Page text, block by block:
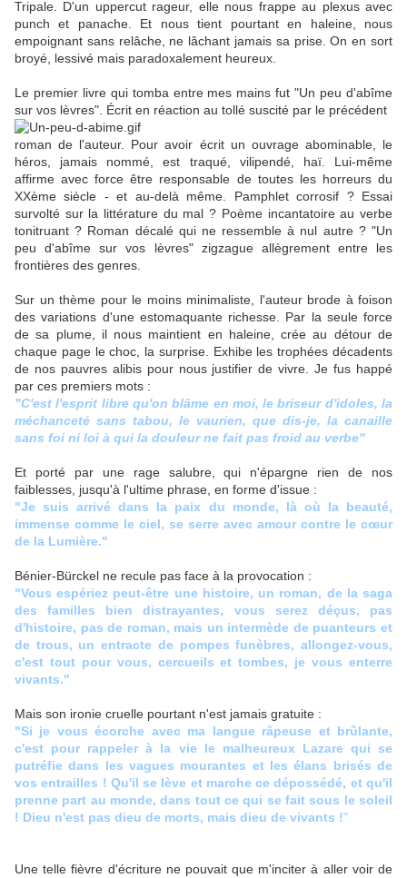
Tripale. D'un uppercut rageur, elle nous frappe au plexus avec
punch et panache. Et nous tient pourtant en haleine, nous
empoignant sans relâche, ne lâchant jamais sa prise. On en sort
broyé, lessivé mais paradoxalement heureux.
Le premier livre qui tomba entre mes mains fut "Un peu d'abîme
sur vos lèvres". Écrit en réaction au tollé suscité par le précédent
roman de l'auteur. Pour avoir écrit un ouvrage abominable, le
héros, jamais nommé, est traqué, vilipendé, haï. Lui-même
affirme avec force être responsable de toutes les horreurs du
XXème siècle - et au-delà même. Pamphlet corrosif ? Essai
survolté sur la littérature du mal ? Poème incantatoire au verbe
tonitruant ? Roman décalé qui ne ressemble à nul autre ? "Un
peu d'abîme sur vos lèvres" zigzague allègrement entre les
frontières des genres.
Sur un thème pour le moins minimaliste, l'auteur brode à foison
des variations d'une estomaquante richesse. Par la seule force
de sa plume, il nous maintient en haleine, crée au détour de
chaque page le choc, la surprise. Exhibe les trophées décadents
de nos pauvres alibis pour nous justifier de vivre. Je fus happé
par ces premiers mots :
"C'est l'esprit libre qu'on blâme en moi, le briseur d'idoles, la
méchanceté sans tabou, le vaurien, que dis-je, la canaille
sans foi ni loi à qui la douleur ne fait pas froid au verbe"
Et porté par une rage salubre, qui n'épargne rien de nos
faiblesses, jusqu'à l'ultime phrase, en forme d'issue :
"Je suis arrivé dans la paix du monde, là où la beauté,
immense comme le ciel, se serre avec amour contre le cœur
de la Lumière."
Bénier-Bürckel ne recule pas face à la provocation :
"Vous espériez peut-être une histoire, un roman, de la saga
des familles bien distrayantes, vous serez déçus, pas
d'histoire, pas de roman, mais un intermède de puanteurs et
de trous, un entracte de pompes funèbres, allongez-vous,
c'est tout pour vous, cercueils et tombes, je vous enterre
vivants."
Mais son ironie cruelle pourtant n'est jamais gratuite :
"Si je vous écorche avec ma langue râpeuse et brûlante,
c'est pour rappeler à la vie le malheureux Lazare qui se
putréfie dans les vagues mourantes et les élans brisés de
vos entrailles ! Qu'il se lève et marche ce dépossédé, et qu'il
prenne part au monde, dans tout ce qui se fait sous le soleil
! Dieu n'est pas dieu de morts, mais dieu de vivants !"
Une telle fièvre d'écriture ne pouvait que m'inciter à aller voir de